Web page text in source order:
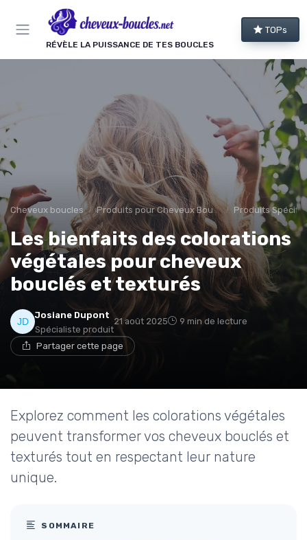
RÉVÈLE LA PUISSANCE DE TES BOUCLES
TOPs
Cheveux boucles Produits pour Cheveux Bouclés et Texturés Produits
Les bienfaits des colorations
végétales pour cheveux
bouclés et texturés
Josiane Dupont
Spécialiste produit
21 août 2025 9 min de lecture
Partager cette page
Explorez comment les colorations végétales
peuvent transformer vos cheveux bouclés et
texturés tout en respectant leur nature
unique.
SOMMAIRE
Panneau de gestion des cookies